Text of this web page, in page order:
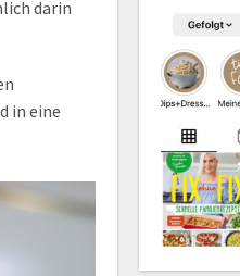
darin
in eine